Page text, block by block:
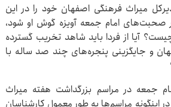
میراث فرهنگی اصفهان خود را در این
صحبت‌های امام جمعه آویزه گوش او شود،
آیا از فردا باید شاهد تخریب گسترده
و جایگزینی پنجره‌های چند صد ساله با
جمعه در مراسم بزرگداشت هفته میراث
اینگونه مراسم‌ها به طور معمول کارشناسان